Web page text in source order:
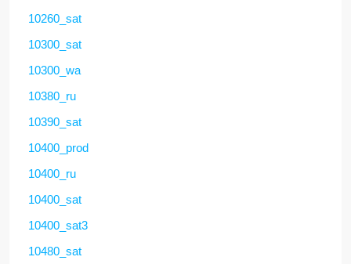
10260_sat
10300_sat
10300_wa
10380_ru
10390_sat
10400_prod
10400_ru
10400_sat
10400_sat3
10480_sat